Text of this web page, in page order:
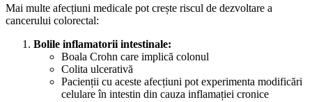
Mai multe afecțiuni medicale pot crește riscul de dezvoltare a
cancerului colorectal:
Bolile inflamatorii intestinale:
Boala Crohn care implică colonul
Colita ulcerativă
Pacienții cu aceste afecțiuni pot experimenta modificări
celulare în intestin din cauza inflamației cronice